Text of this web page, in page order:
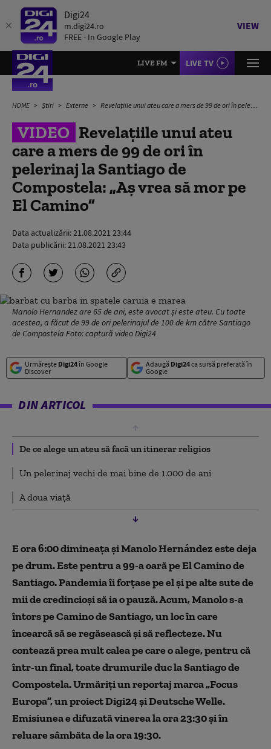
Digi24
m.digi24.ro
FREE - In Google Play
VIEW
LIVE FM LIVE TV
HOME Știri Externe Revelațiile unui ateu care a mers de 99 de ori în pelerinaj la Santiago de Compostela: „Aș vrea să mor pe El Camino”
VIDEO Revelațiile unui ateu
care a mers de 99 de ori în
pelerinaj la Santiago de
Compostela: „Aș vrea să mor pe
El Camino”
Data actualizării:21.08.2021 23:44
Data publicării:21.08.2021 23:43
Manolo Hernandez are 65 de ani, este avocat și este ateu. Cu toate
acestea, a făcut de 99 de ori pelerinajul de 100 de km către Santiago
de Compostela Foto: captură video Digi24
Urmărește Digi24în Google
Discover
Adaugă Digi24ca sursă preferată în
Google
DIN ARTICOL
De ce alege un ateu să facă un itinerar religios
Un pelerinaj vechi de mai bine de 1.000 de ani
A doua viață
E ora 6:00 dimineața și Manolo Hernández este deja
pe drum. Este pentru a 99-a oară pe El Camino de
Santiago.Pandemia îi forțase pe el și pe alte sute de
mii de credincioși să ia o pauză. Acum, Manolo s-a
întors pe Camino de Santiago, un loc în care
încearcă să se regăsească şi să reflecteze.Nu
contează prea mult calea pe care o alege, pentru că
într-un final, toate drumurile duc la Santiago de
Compostela. Urmăriți un reportaj marca „Focus
Europa”, un proiect Digi24 şi Deutsche Welle.
Emisiunea e difuzată vinerea la ora 23:30 și în
reluare sâmbăta de la ora 19:30.